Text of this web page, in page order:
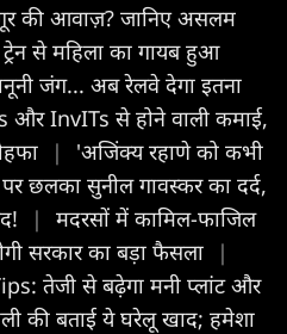
की आवाज़? जानिए असलम
ट्रेन से महिला का गायब हुआ
जंग... अब रेलवे देगा इतना
और InvITs से होने वाली कमाई,
|
'अजिंक्य रहाणे को कभी
छलका सुनील गावस्कर का दर्द,
|
मदरसों में कामिल-फाजिल
सरकार का बड़ा फैसला
|
तेजी से बढ़ेगा मनी प्लांट और
की बताई ये घरेलू खाद; हमेशा